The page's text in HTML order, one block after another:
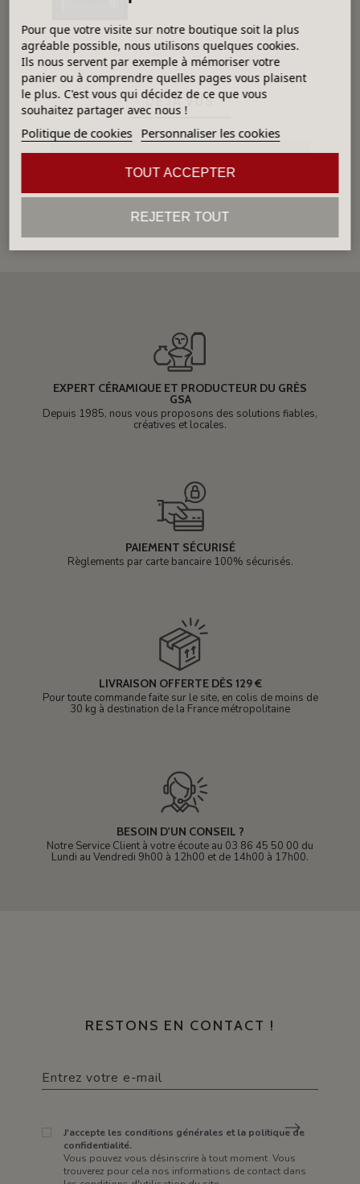
DÉJÀ VUS
Aucun produit
EXPERT CÉRAMIQUE ET PRODUCTEUR DU GRÈS
GSA
Depuis 1985, nous vous proposons des solutions fiables,
créatives et locales.
PAIEMENT SÉCURISÉ
Règlements par carte bancaire 100% sécurisés.
LIVRAISON OFFERTE DÈS 129 €
Pour toute commande faite sur le site, en colis de moins de
30 kg à destination de la France métropolitaine
BESOIN D'UN CONSEIL ?
Notre Service Client à votre écoute au 03 86 45 50 00 du
Lundi au Vendredi 9h00 à 12h00 et de 14h00 à 17h00.
RESTONS EN CONTACT !
J'accepte les conditions générales et la politique de
confidentialité.
Vous pouvez vous désinscrire à tout moment. Vous
trouverez pour cela nos informations de contact dans
Pour que votre visite sur notre boutique soit la plus
agréable possible, nous utilisons quelques cookies.
Ils nous servent par exemple à mémoriser votre
panier ou à comprendre quelles pages vous plaisent
le plus. C'est vous qui décidez de ce que vous
souhaitez partager avec nous !
Politique de cookies Personnaliser les cookies
REJETER TOUT
TOUT ACCEPTER